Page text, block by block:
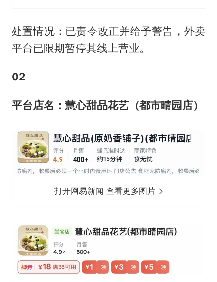
处置情况：已责令改正并给予警告，外卖
平台已限期暂停其线上营业。
02
平台店名：慧心甜品花艺（都市晴园店）
打开网易新闻 查看更多图片